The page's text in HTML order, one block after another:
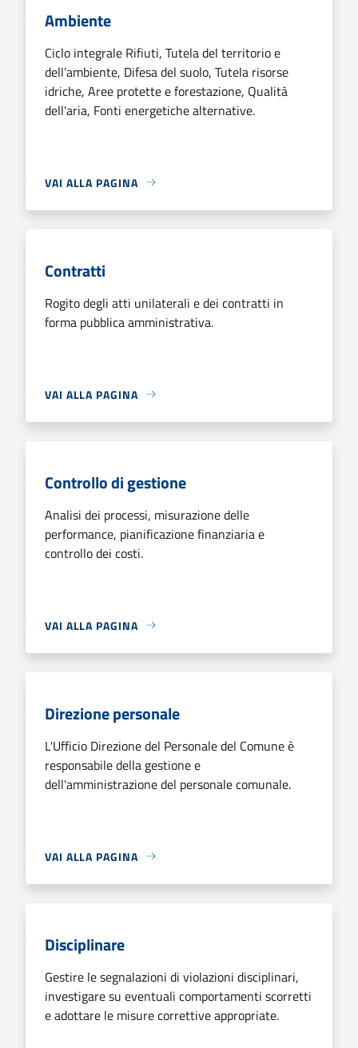
Ambiente
Ciclo integrale Rifiuti, Tutela del territorio e
dell’ambiente, Difesa del suolo, Tutela risorse
idriche, Aree protette e forestazione, Qualità
dell'aria, Fonti energetiche alternative.
VAI ALLA PAGINA
Contratti
Rogito degli atti unilaterali e dei contratti in
forma pubblica amministrativa.
VAI ALLA PAGINA
Controllo di gestione
Analisi dei processi, misurazione delle
performance, pianificazione finanziaria e
controllo dei costi.
VAI ALLA PAGINA
Direzione personale
L'Ufficio Direzione del Personale del Comune è
responsabile della gestione e
dell'amministrazione del personale comunale.
VAI ALLA PAGINA
Disciplinare
Gestire le segnalazioni di violazioni disciplinari,
investigare su eventuali comportamenti scorretti
e adottare le misure correttive appropriate.